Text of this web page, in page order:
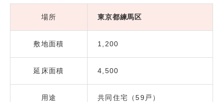
場所 東京都練馬区
敷地面積 1,200
延床面積 4,500
用途 共同住宅（59戸）